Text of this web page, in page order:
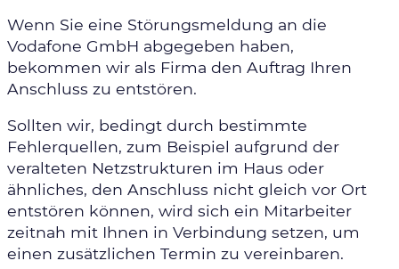
Wenn Sie eine Störungsmeldung an die
Vodafone GmbH abgegeben haben,
bekommen wir als Firma den Auftrag Ihren
Anschluss zu entstören.
Sollten wir, bedingt durch bestimmte
Fehlerquellen, zum Beispiel aufgrund der
veralteten Netzstrukturen im Haus oder
ähnliches, den Anschluss nicht gleich vor Ort
entstören können, wird sich ein Mitarbeiter
zeitnah mit Ihnen in Verbindung setzen, um
einen zusätzlichen Termin zu vereinbaren.